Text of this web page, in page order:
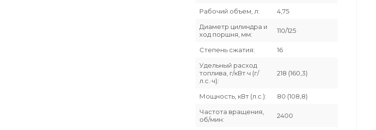
Рабочий объем, л:
4,75
Диаметр цилиндра и
ход поршня, мм:
110/125
Степень сжатия:
16
Удельный расход
топлива, г/кВт·ч (г/
л.с.·ч):
218 (160,3)
Мощность, кВт (л.с.):
80 (108,8)
Частота вращения,
об/мин:
2400